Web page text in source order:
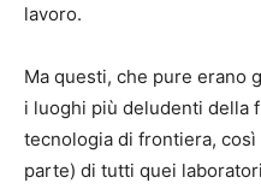
lavoro.
Ma questi, che pure erano
i luoghi più deludenti della
tecnologia di frontiera,
parte) di tutti quei